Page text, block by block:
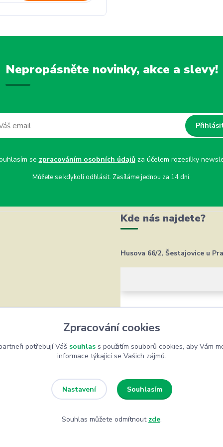
Nepropásněte novinky, akce a slevy!
se zpracováním osobních údajůza účelem rozesílky
Můžete se kdykoli odhlásit. Zasíláme jednou za 14 dní.
Kde nás najdete?
Husova 66/2, Šestajovice u
Zpracování cookies
potřebují Váš souhlass použitím souborů cookies, aby Vám
informace týkající se Vašich zájmů.
Nastavení Souhlasím
Souhlas můžete odmítnout zde.